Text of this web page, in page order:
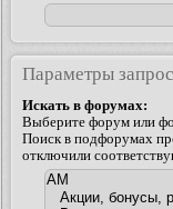
Параметры
Искать в форумах:
Выберите форум или
Поиск в подфорумах
отключили